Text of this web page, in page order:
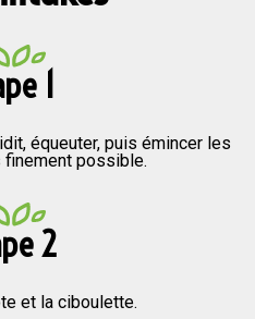
1
équeuter, puis émincer les
possible.
2
et la ciboulette.